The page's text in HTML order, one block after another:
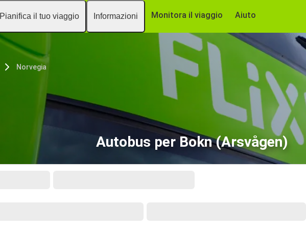
Pianifica il tuo viaggio Informazioni Monitora il viaggio Aiuto
Norvegia
Autobus per Bokn (Arsvågen)